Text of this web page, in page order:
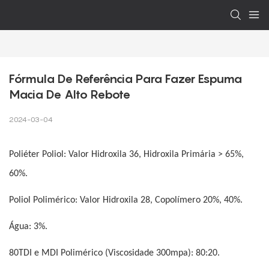
Fórmula De Referência Para Fazer Espuma
Macia De Alto Rebote
2024-03-04
Poliéter Poliol: Valor Hidroxila 36, ​​Hidroxila Primária > 65%,
60%.
Poliol Polimérico: Valor Hidroxila 28, Copolímero 20%, 40%.
Água: 3%.
80TDI e MDI Polimérico (Viscosidade 300mpa): 80:20.